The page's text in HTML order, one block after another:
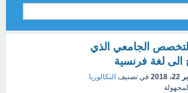
الجامعي الذي
الى لغة فرنسية
في تصنيف البكالوريا
المجهولة